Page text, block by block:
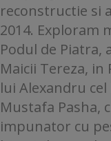
reconstructie si
2014. Exploram
Podul de Piatra,
Maicii Tereza, in
lui Alexandru cel
Mustafa Pasha,
impunator cu